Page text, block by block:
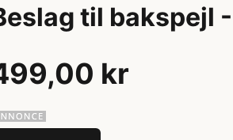
til bakspejl
kr